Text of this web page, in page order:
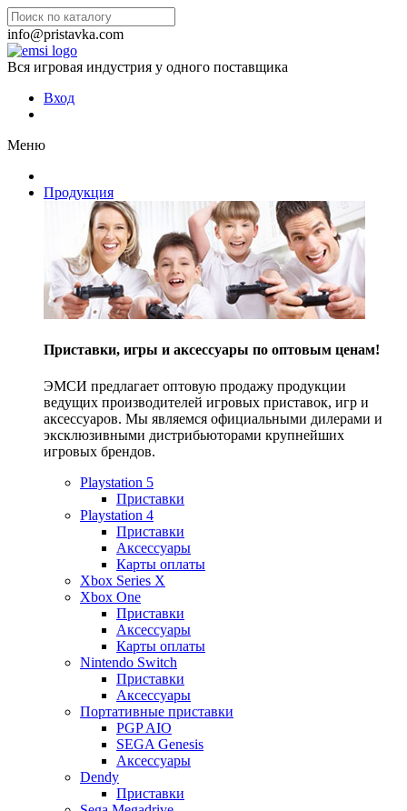
info@pristavka.com
Вся игровая индустрия у одного поставщика
Вход
Меню
Продукция
Приставки, игры и аксессуары по оптовым ценам!
ЭМСИ предлагает оптовую продажу продукции
ведущих производителей игровых приставок, игр и
аксессуаров. Мы являемся официальными дилерами и
эксклюзивными дистрибьюторами крупнейших
игровых брендов.
Playstation 5
Приставки
Playstation 4
Приставки
Аксессуары
Карты оплаты
Xbox Series X
Xbox One
Приставки
Аксессуары
Карты оплаты
Nintendo Switch
Приставки
Аксессуары
Портативные приставки
PGP AIO
SEGA Genesis
Аксессуары
Dendy
Приставки